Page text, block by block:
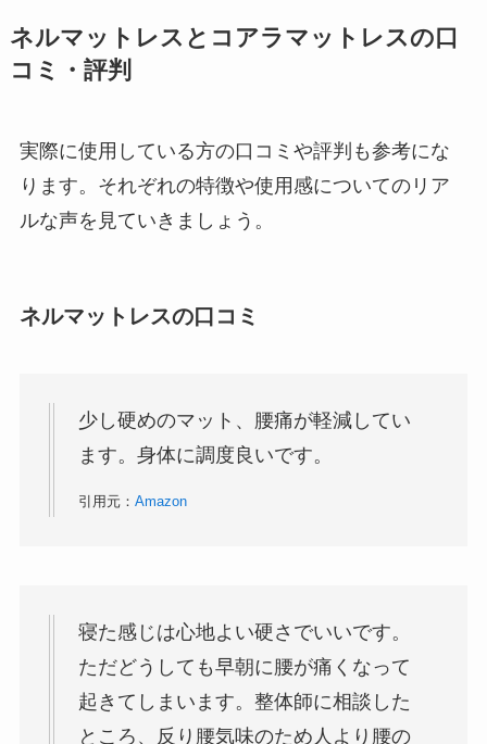
ネルマットレスとコアラマットレスの口
コミ・評判
実際に使用している方の口コミや評判も参考にな
ります。それぞれの特徴や使用感についてのリア
ルな声を見ていきましょう。
ネルマットレスの口コミ
少し硬めのマット、腰痛が軽減してい
ます。身体に調度良いです。
引用元： Amazon
寝た感じは心地よい硬さでいいです。
ただどうしても早朝に腰が痛くなって
起きてしまいます。整体師に相談した
ところ、反り腰気味のため人より腰の